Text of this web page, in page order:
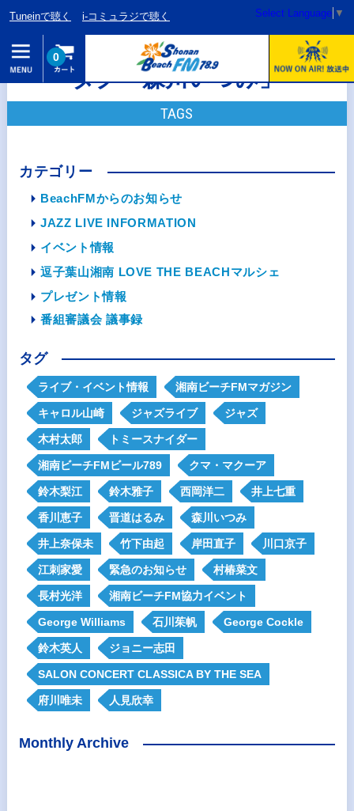
Tuneinで聴く i-コミュラジで聴く Select Language ▼
0
タグ「森川いつみ」
TAGS
カテゴリー
BeachFMからのお知らせ
JAZZ LIVE INFORMATION
イベント情報
逗子葉山湘南 LOVE THE BEACHマルシェ
プレゼント情報
番組審議会 議事録
タグ
ライブ・イベント情報 湘南ビーチFMマガジン
キャロル山崎 ジャズライブ ジャズ
木村太郎 トミースナイダー
湘南ビーチFMビール789 クマ・マクーア
鈴木梨江 鈴木雅子 西岡洋二 井上七重
香川恵子 晋道はるみ 森川いつみ
井上奈保未 竹下由起 岸田直子 川口京子
江刺家愛 緊急のお知らせ 村椿菜文
長村光洋 湘南ビーチFM協力イベント
George Williams 石川茱帆 George Cockle
鈴木英人 ジョニー志田
SALON CONCERT CLASSICA BY THE SEA
府川唯未 人見欣幸
Monthly Archive